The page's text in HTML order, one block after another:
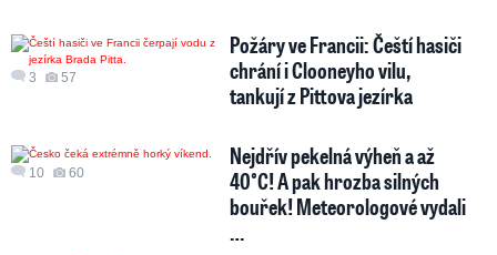
3 57
Požáry ve Francii: Čeští hasiči
chrání i Clooneyho vilu,
tankují z Pittova jezírka
10 60
Nejdřív pekelná výheň a až
40°C! A pak hrozba silných
bouřek! Meteorologové vydali
…